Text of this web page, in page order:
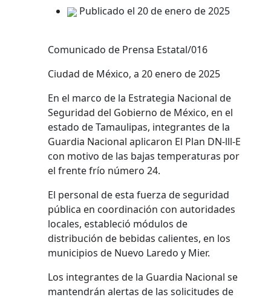
Publicado el 20 de enero de 2025
Comunicado de Prensa Estatal/016
Ciudad de México, a 20 enero de 2025
En el marco de la Estrategia Nacional de
Seguridad del Gobierno de México, en el
estado de Tamaulipas, integrantes de la
Guardia Nacional aplicaron El Plan DN-lll-E
con motivo de las bajas temperaturas por
el frente frío número 24.
El personal de esta fuerza de seguridad
pública en coordinación con autoridades
locales, estableció módulos de
distribución de bebidas calientes, en los
municipios de Nuevo Laredo y Mier.
Los integrantes de la Guardia Nacional se
mantendrán alertas de las solicitudes de